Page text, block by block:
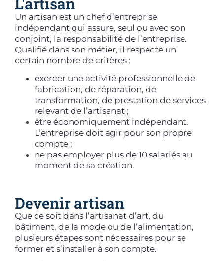
Un artisan est un chef d’entreprise
indépendant qui assure, seul ou avec son
conjoint, la responsabilité de l’entreprise.
Qualifié dans son métier, il respecte un
certain nombre de critères :
exercer une activité professionnelle de
fabrication, de réparation, de
transformation, de prestation de services
relevant de l’artisanat ;
être économiquement indépendant.
L’entreprise doit agir pour son propre
compte ;
ne pas employer plus de 10 salariés au
moment de sa création.
Devenir artisan
Que ce soit dans l’artisanat d’art, du
bâtiment, de la mode ou de l’alimentation,
plusieurs étapes sont nécessaires pour se
former et s’installer à son compte.